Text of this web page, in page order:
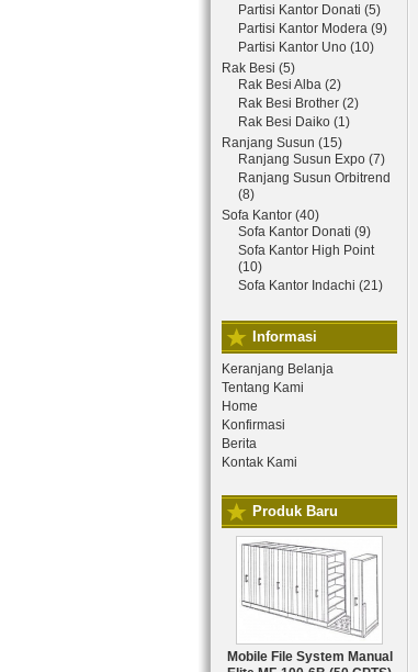
Partisi Kantor Donati (5)
Partisi Kantor Modera (9)
Partisi Kantor Uno (10)
Rak Besi (5)
Rak Besi Alba (2)
Rak Besi Brother (2)
Rak Besi Daiko (1)
Ranjang Susun (15)
Ranjang Susun Expo (7)
Ranjang Susun Orbitrend
(8)
Sofa Kantor (40)
Sofa Kantor Donati (9)
Sofa Kantor High Point
(10)
Sofa Kantor Indachi (21)
Informasi
Keranjang Belanja
Tentang Kami
Home
Konfirmasi
Berita
Kontak Kami
Produk Baru
Mobile File System Manual